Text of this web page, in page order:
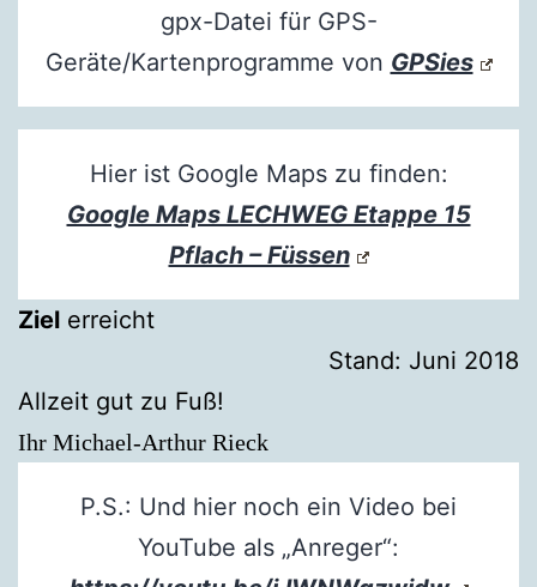
gpx-Datei für GPS-
Geräte/Kartenprogramme von GPSies
Hier ist Google Maps zu finden:
Google Maps LECHWEG Etappe 15
Pflach – Füssen
Ziel erreicht
Stand: Juni 2018
Allzeit gut zu Fuß!
Ihr Michael-Arthur Rieck
P.S.: Und hier noch ein Video bei
YouTube als „Anreger“: